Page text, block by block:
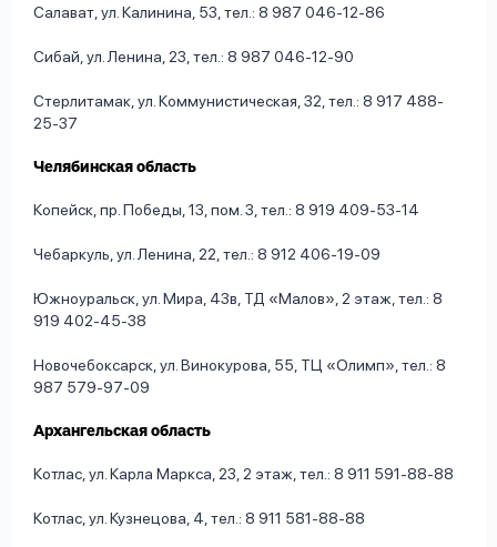
Салават, ул. Калинина, 53, тел.: 8 987 046-12-86
Сибай, ул. Ленина, 23, тел.: 8 987 046-12-90
Стерлитамак, ул. Коммунистическая, 32, тел.: 8 917 488-
25-37
Челябинская область
Копейск, пр. Победы, 13, пом. 3, тел.: 8 919 409-53-14
Чебаркуль, ул. Ленина, 22, тел.: 8 912 406-19-09
Южноуральск, ул. Мира, 43в, ТД «Малов», 2 этаж, тел.: 8
919 402-45-38
Новочебоксарск, ул. Винокурова, 55, ТЦ «Олимп», тел.: 8
987 579-97-09
Архангельская область
Котлас, ул. Карла Маркса, 23, 2 этаж, тел.: 8 911 591-88-88
Котлас, ул. Кузнецова, 4, тел.: 8 911 581-88-88